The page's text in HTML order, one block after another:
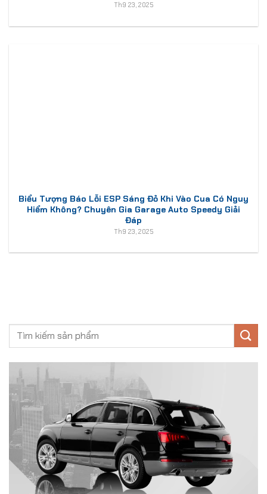
Th9 23, 2025
Biểu Tượng Báo Lỗi ESP Sáng Đỏ Khi Vào Cua Có Nguy
Hiểm Không? Chuyên Gia Garage Auto Speedy Giải
Đáp
Th9 23, 2025